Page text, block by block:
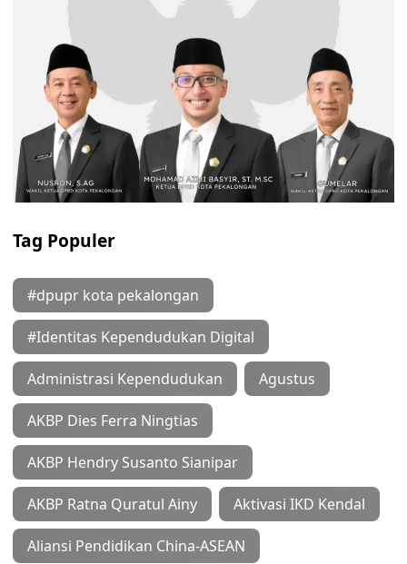
Tag Populer
#dpupr kota pekalongan
#Identitas Kependudukan Digital
Administrasi Kependudukan Agustus
AKBP Dies Ferra Ningtias
AKBP Hendry Susanto Sianipar
AKBP Ratna Quratul Ainy Aktivasi IKD Kendal
Aliansi Pendidikan China-ASEAN